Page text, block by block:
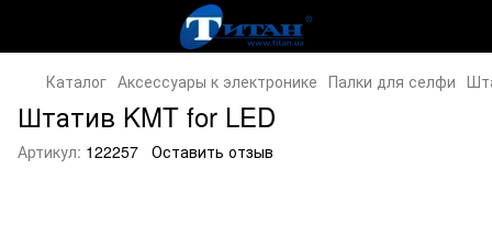
Каталог Аксессуары к электронике Палки для селфи
Штатив KMT for LED
Артикул: 122257 Оставить отзыв